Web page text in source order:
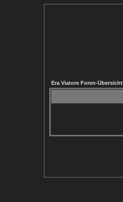
Era Viatore Foren-Übersicht